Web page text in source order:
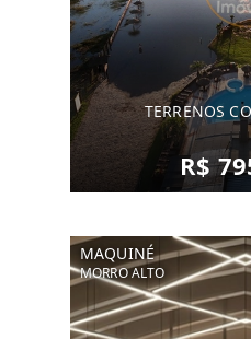
TERRENOS
R$
MAQUINÉ
MORRO ALTO